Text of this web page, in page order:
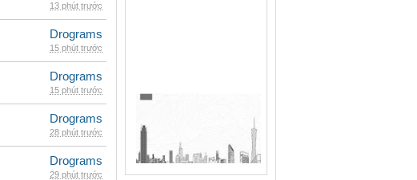
13 phút trước
Drograms
15 phút trước
Drograms
15 phút trước
Drograms
28 phút trước
Drograms
29 phút trước